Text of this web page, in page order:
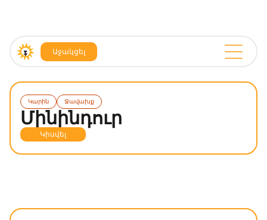
Աջակցել
Կարին Ջավախք
Մինինդուր
Կիսվել